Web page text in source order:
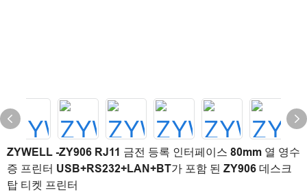
ZYWELL -ZY906 RJ11 금전 등록 인터페이스 80mm 열 영수
증 프린터 USB+RS232+LAN+BT가 포함 된 ZY906 데스크
탑 티켓 프린터